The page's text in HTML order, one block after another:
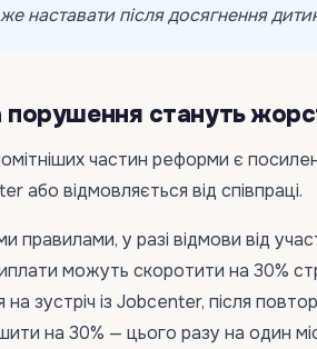
наставати після досягнення
порушення стануть
частин реформи є
або відмовляється від співпраці.
правилами, у разі відмови від
можуть скоротити на 30%
на зустріч із Jobcenter, після
на 30% — цього разу на один